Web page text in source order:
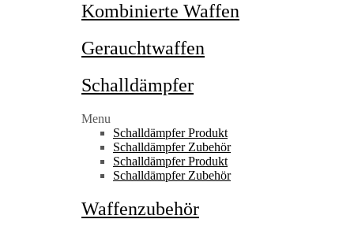
Kombinierte Waffen
Gerauchtwaffen
Schalldämpfer
Menu
Schalldämpfer Produkt
Schalldämpfer Zubehör
Schalldämpfer Produkt
Schalldämpfer Zubehör
Waffenzubehör